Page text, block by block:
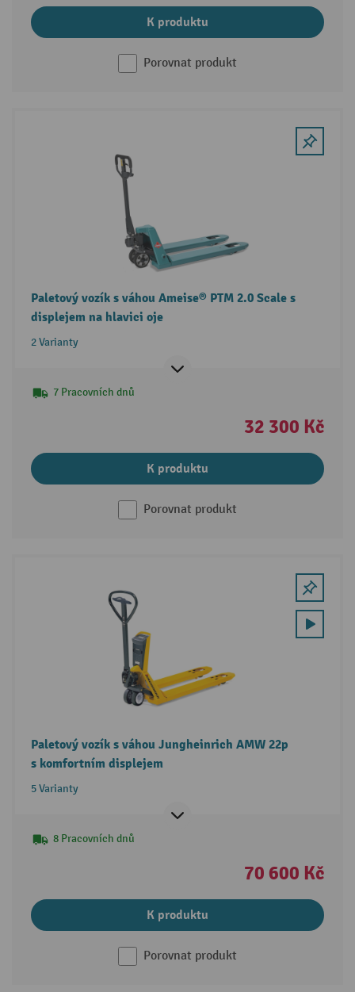
K produktu
Porovnat produkt
Paletový vozík s váhou Ameise® PTM 2.0 Scale s
displejem na hlavici oje
2 Varianty
7 Pracovních dnů
32 300 Kč
K produktu
Porovnat produkt
Paletový vozík s váhou Jungheinrich AMW 22p
s komfortním displejem
5 Varianty
8 Pracovních dnů
70 600 Kč
K produktu
Porovnat produkt